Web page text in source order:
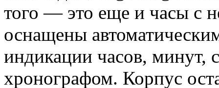
того — это еще и часы с
оснащены
индикации часов, минут,
хронографом. Корпус